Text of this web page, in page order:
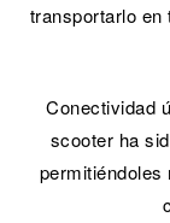
transportarlo en
Conectividad
scooter ha